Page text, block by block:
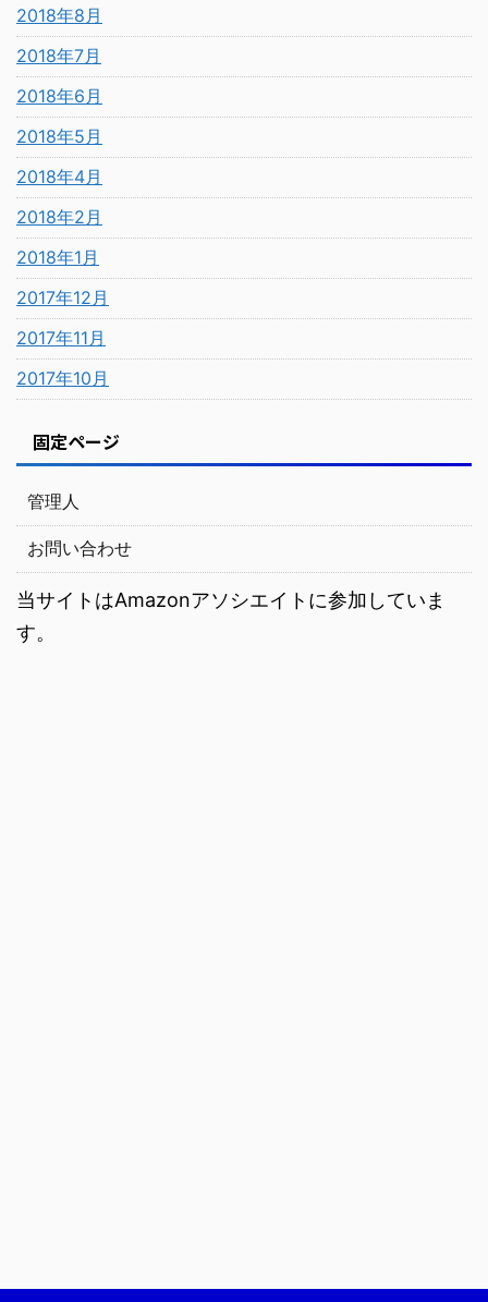
2018年8月
2018年7月
2018年6月
2018年5月
2018年4月
2018年2月
2018年1月
2017年12月
2017年11月
2017年10月
固定ページ
管理人
お問い合わせ
当サイトはAmazonアソシエイトに参加していま
す。